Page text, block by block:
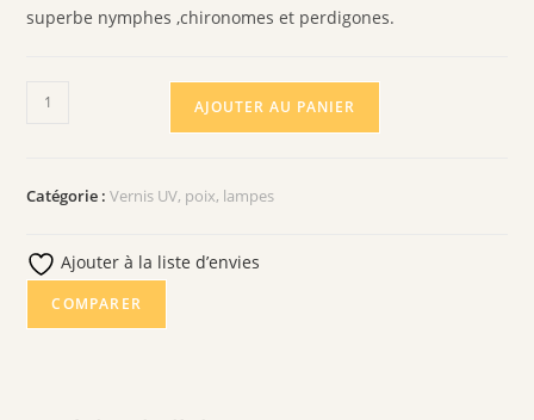
superbe nymphes ,chironomes et perdigones.
quantité
+
PINCEAU
AJOUTER AU PANIER
Catégorie :Vernis UV, poix, lampes
Ajouter à la liste d’envies
COMPARER